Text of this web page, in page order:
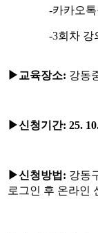
-카카오톡을
-3회차 강의
▶ 교육장소: 강동
▶신청기간: 25.
▶신청방법 : 강동
로그인 후 온라인